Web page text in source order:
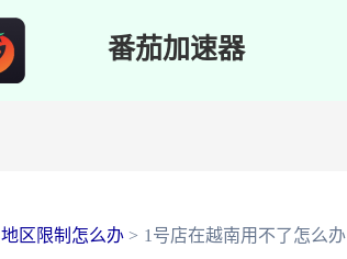
番茄加速器
地区限制怎么办 1号店在越南用不了怎么办